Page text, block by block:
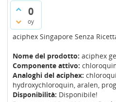
0
oy
aciphex Singapore Senza
Nome del prodotto: aciphex
Componente attivo:
Analoghi del aciphex:
hydroxychloroquin, aralen,
Disponibilità: Disponibile!